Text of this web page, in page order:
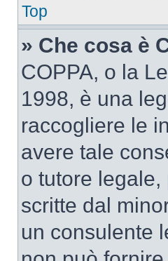
Top
» Che cosa è
COPPA, o la
1998, è una
raccogliere le
avere tale
o tutore
scritte dal
un consulente